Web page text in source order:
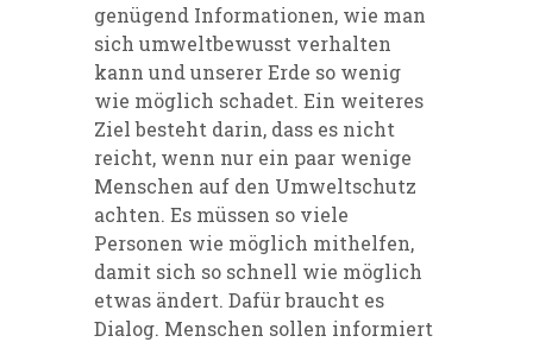
genügend Informationen, wie man
sich umweltbewusst verhalten
kann und unserer Erde so wenig
wie möglich schadet. Ein weiteres
Ziel besteht darin, dass es nicht
reicht, wenn nur ein paar wenige
Menschen auf den Umweltschutz
achten. Es müssen so viele
Personen wie möglich mithelfen,
damit sich so schnell wie möglich
etwas ändert. Dafür braucht es
Dialog. Menschen sollen informiert